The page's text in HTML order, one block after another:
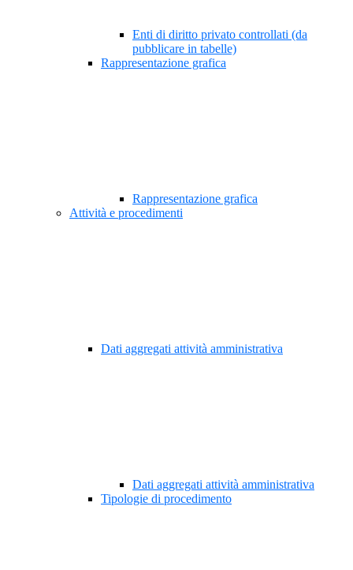
Enti di diritto privato controllati (da
pubblicare in tabelle)
Rappresentazione grafica
Rappresentazione grafica
Attività e procedimenti
Dati aggregati attività amministrativa
Dati aggregati attività amministrativa
Tipologie di procedimento